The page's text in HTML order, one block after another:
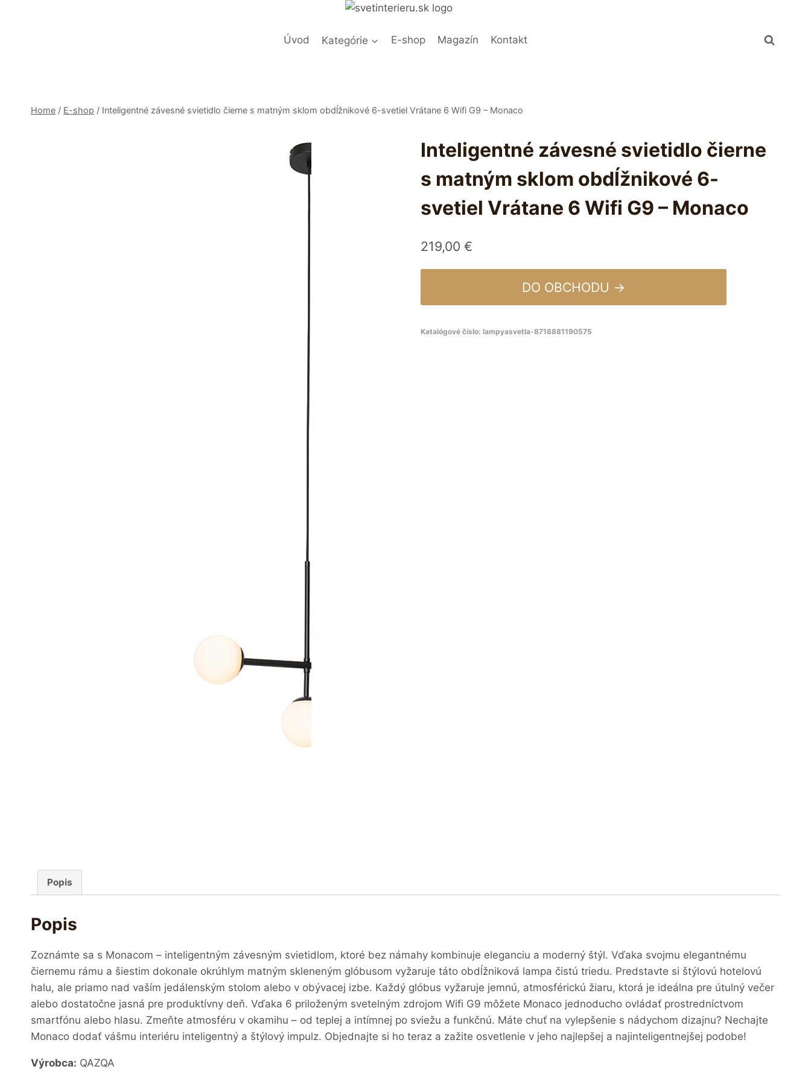
Úvod Kategórie E-shop Magazín Kontakt
Home / E-shop / Inteligentné závesné svietidlo čierne s matným sklom obdĺžnikové 6-svetiel Vrátane 6 Wifi G9 – Monaco
Inteligentné závesné svietidlo čierne
s matným sklom obdĺžnikové 6-
svetiel Vrátane 6 Wifi G9 – Monaco
219,00 €
DO OBCHODU →
Katalógové číslo: lampyasvetla-8718881190575
Popis
Popis
Zoznámte sa s Monacom – inteligentným závesným svietidlom, ktoré bez námahy kombinuje eleganciu a moderný štýl. Vďaka svojmu elegantnému
čiernemu rámu a šiestim dokonale okrúhlym matným skleneným glóbusom vyžaruje táto obdĺžniková lampa čistú triedu. Predstavte si štýlovú hotelovú
halu, ale priamo nad vaším jedálenským stolom alebo v obývacej izbe. Každý glóbus vyžaruje jemnú, atmosférickú žiaru, ktorá je ideálna pre útulný večer
alebo dostatočne jasná pre produktívny deň. Vďaka 6 priloženým svetelným zdrojom Wifi G9 môžete Monaco jednoducho ovládať prostredníctvom
smartfónu alebo hlasu. Zmeňte atmosféru v okamihu – od teplej a intímnej po sviežu a funkčnú. Máte chuť na vylepšenie s nádychom dizajnu? Nechajte
Monaco dodať vášmu interiéru inteligentný a štýlový impulz. Objednajte si ho teraz a zažite osvetlenie v jeho najlepšej a najinteligentnejšej podobe!
Výrobca: QAZQA